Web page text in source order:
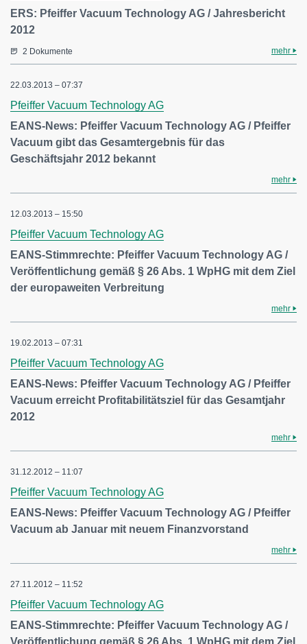
ERS: Pfeiffer Vacuum Technology AG / Jahresbericht
2012
2 Dokumente mehr
22.03.2013 – 07:37
Pfeiffer Vacuum Technology AG
EANS-News: Pfeiffer Vacuum Technology AG / Pfeiffer
Vacuum gibt das Gesamtergebnis für das
Geschäftsjahr 2012 bekannt
mehr
12.03.2013 – 15:50
Pfeiffer Vacuum Technology AG
EANS-Stimmrechte: Pfeiffer Vacuum Technology AG /
Veröffentlichung gemäß § 26 Abs. 1 WpHG mit dem Ziel
der europaweiten Verbreitung
mehr
19.02.2013 – 07:31
Pfeiffer Vacuum Technology AG
EANS-News: Pfeiffer Vacuum Technology AG / Pfeiffer
Vacuum erreicht Profitabilitätsziel für das Gesamtjahr
2012
mehr
31.12.2012 – 11:07
Pfeiffer Vacuum Technology AG
EANS-News: Pfeiffer Vacuum Technology AG / Pfeiffer
Vacuum ab Januar mit neuem Finanzvorstand
mehr
27.11.2012 – 11:52
Pfeiffer Vacuum Technology AG
EANS-Stimmrechte: Pfeiffer Vacuum Technology AG /
Veröffentlichung gemäß § 26 Abs. 1 WpHG mit dem Ziel